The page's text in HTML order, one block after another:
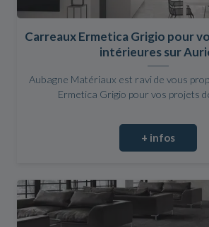
Carreaux Ermetica Grigio pour
intérieures sur
Aubagne Matériaux est ravi de vous
Ermetica Grigio pour vos projets
+ infos